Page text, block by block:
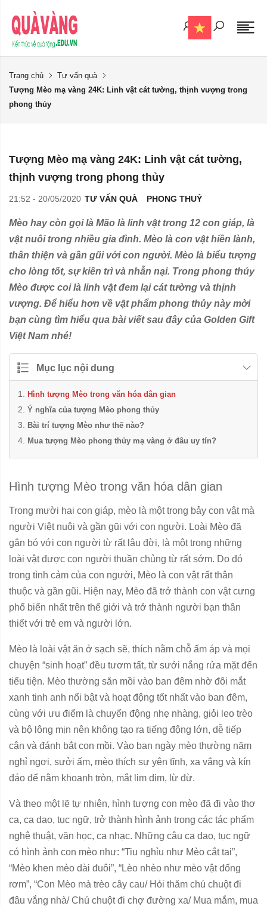
Trang chủ
Tư vấn quà
Tượng Mèo mạ vàng 24K: Linh vật cát tường, thịnh vượng trong
phong thủy
Tượng Mèo mạ vàng 24K: Linh vật cát tường,
thịnh vượng trong phong thủy
21:52 - 20/05/2020 TƯ VẤN QUÀ PHONG THUỶ
Mèo hay còn gọi là Mão là linh vật trong 12 con giáp, là
vật nuôi trong nhiều gia đình. Mèo là con vật hiền lành,
thân thiện và gần gũi với con người. Mèo là biểu tượng
cho lòng tốt, sự kiên trì và nhẫn nại. Trong phong thủy
Mèo được coi là linh vật đem lại cát tường và thịnh
vượng. Để hiểu hơn về vật phẩm phong thủy này mời
bạn cùng tìm hiểu qua bài viết sau đây của Golden Gift
Việt Nam nhé!
Mục lục nội dung
Hình tượng Mèo trong văn hóa dân gian
Ý nghĩa của tượng Mèo phong thủy
Bài trí tượng Mèo như thế nào?
Mua tượng Mèo phong thủy mạ vàng ở đâu uy tín?
Hình tượng Mèo trong văn hóa dân gian
Trong mười hai con giáp, mèo là một trong bảy con vật mà
người Việt nuôi và gần gũi với con người. Loài Mèo đã
gắn bó với con người từ rất lâu đời, là một trong những
loài vật được con người thuần chủng từ rất sớm. Do đó
trong tình cảm của con người, Mèo là con vật rất thân
thuộc và gần gũi. Hiện nay, Mèo đã trở thành con vật cưng
phổ biến nhất trên thế giới và trở thành người bạn thân
thiết với trẻ em và người lớn.
Mèo là loài vật ăn ở sạch sẽ, thích nằm chỗ ấm áp và mọi
chuyện “sinh hoạt” đều tươm tất, từ sưởi nắng rửa mặt đến
tiểu tiện. Mèo thường săn mồi vào ban đêm nhờ đôi mắt
xanh tinh anh nổi bật và hoạt động tốt nhất vào ban đêm,
cùng với ưu điểm là chuyển động nhẹ nhàng, giỏi leo trèo
và bộ lông mịn nên không tạo ra tiếng động lớn, dễ tiếp
cận và đánh bắt con mồi. Vào ban ngày mèo thường năm
nghỉ ngơi, sưởi ấm, mèo thích sự yên tĩnh, xa vắng và kín
đáo để nằm khoanh tròn, mắt lim dim, lừ đừ.
Và theo một lẽ tự nhiên, hình tượng con mèo đã đi vào thơ
ca, ca dao, tục ngữ, trở thành hình ảnh trong các tác phẩm
nghệ thuật, văn học, ca nhạc. Những câu ca dao, tục ngữ
có hình ảnh con mèo như: “Tiu nghỉu như Mèo cắt tai”,
“Mèo khen mèo dài đuôi”, “Lèo nhèo như mèo vật đống
rơm”, “Con Mèo mà trèo cây cau/ Hỏi thăm chú chuột đi
đâu vắng nhà/ Chú chuột đi chợ đường xa/ Mua mắm, mua